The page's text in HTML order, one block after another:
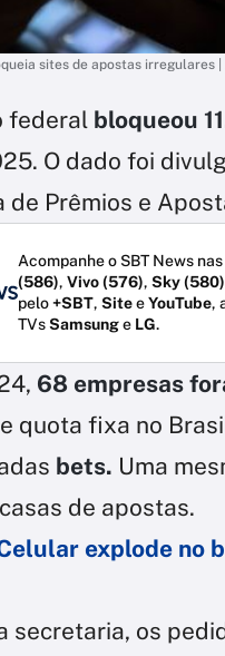
sites de apostas irregulares
federal bloqueou
O dado foi
de Prêmios e
Acompanhe o SBT News
(586), Vivo (576), Sky (580)
pelo+SBT, SiteeYouTube,
TVsSamsunge LG.
68 empresas
quota fixa no
bets. Uma
de apostas.
explode no
secretaria, os